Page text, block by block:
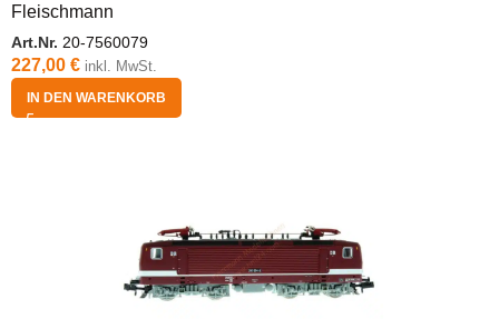
Fleischmann
Art.Nr. 20-7560079
227,00 € inkl. MwSt.
IN DEN WARENKORB